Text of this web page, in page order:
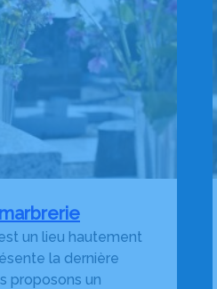
un lieu hautement
la dernière
proposons un